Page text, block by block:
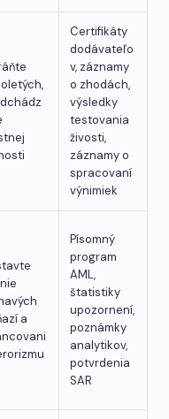
Certifikáty
dodávateľo
v, záznamy
o zhodách,
výsledky
testovania
živosti,
záznamy o
spracovaní
výnimiek
a
Písomný
program
AML,
štatistiky
upozornení,
poznámky
analytikov,
potvrdenia
SAR